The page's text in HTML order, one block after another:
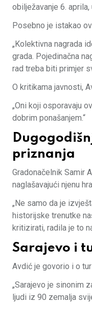
obilježavanje 6.
Posebno je istakao
„Kolektivna nagrada
grada. Pojedinačna
rad treba biti primjer
O kritikama javnosti,
„Oni koji osporavaju
dobrim ponašanjem.“
priznanja
Gradonačelnik Samir
naglašavajući njenu
„Ne samo da je
historijske trenutke
kritizirati, radila je to
Sarajevo i
Avdić je govorio i o
„Sarajevo je sinonim
ljudi iz 90 zemalja